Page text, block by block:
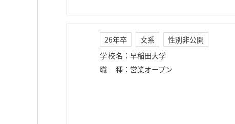
26年卒 文系
性別非公開
学校名 ： 早稲田大学
職種 ： 営業オープン